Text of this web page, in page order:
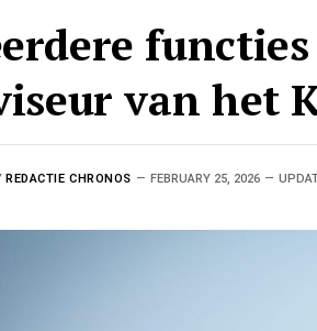
van het
REDACTIE CHRONOS FEBRUARY 25, 2026